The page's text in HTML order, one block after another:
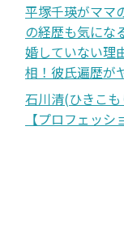
平塚千瑛がママ
の経歴も気にな
婚していない理
相！彼氏遍歴が
石川清(ひきこ
【プロフェッシ